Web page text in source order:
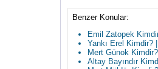
Benzer Konular:
Emil Zatopek
Yankı Erel Kimdir?
Mert Günok
Altay Bayındır